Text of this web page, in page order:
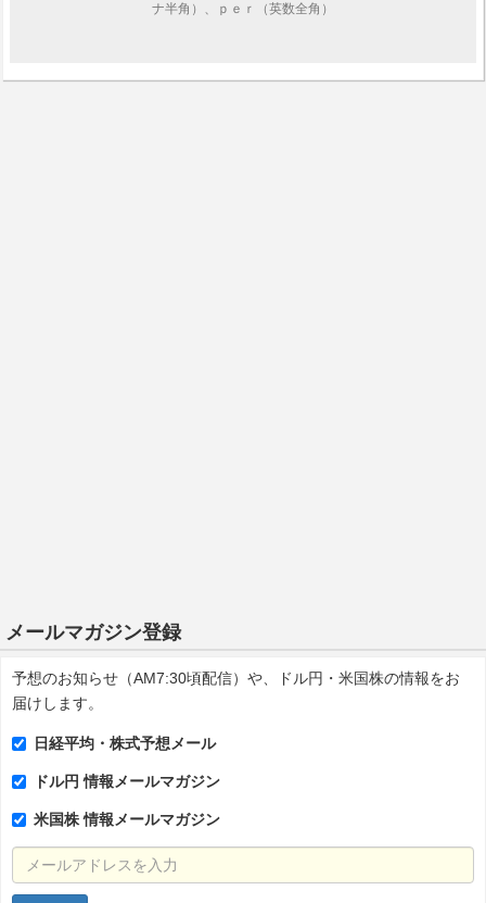
ナ半角）、ｐｅｒ（英数全角）
メールマガジン登録
予想のお知らせ（AM7:30頃配信）や、ドル円・米国株の情報をお
届けします。
日経平均・株式予想メール
ドル円 情報メールマガジン
米国株 情報メールマガジン
メールアドレスを入力